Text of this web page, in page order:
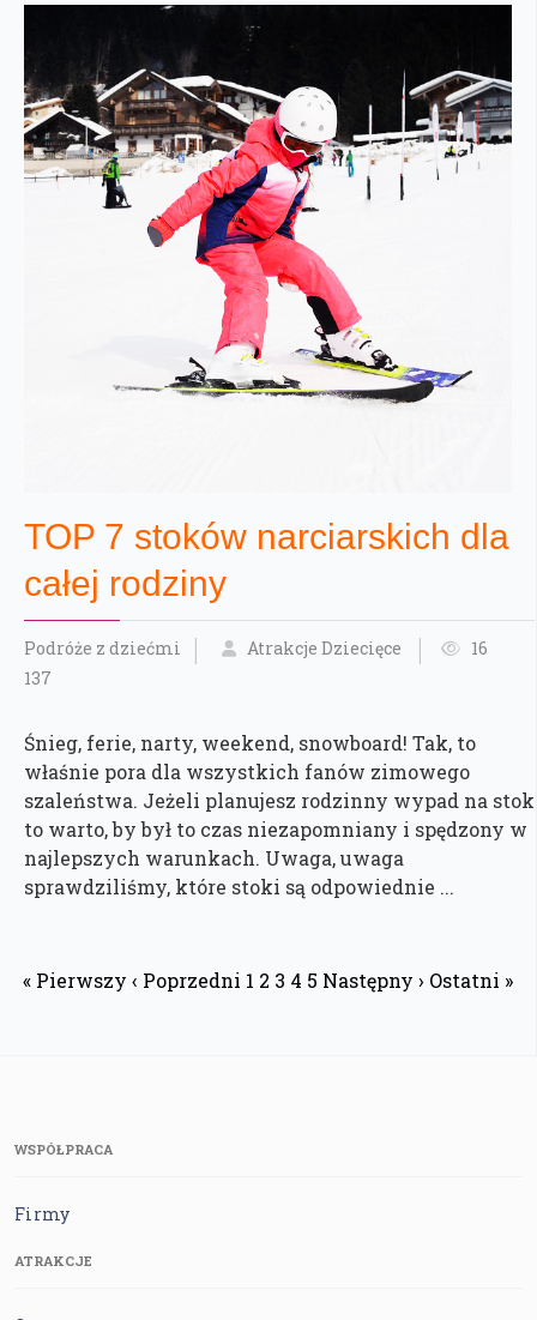
TOP 7 stoków narciarskich dla
całej rodziny
Podróże z dziećmi Atrakcje Dziecięce
16
137
Śnieg, ferie, narty, weekend, snowboard! Tak, to
właśnie pora dla wszystkich fanów zimowego
szaleństwa. Jeżeli planujesz rodzinny wypad na stok
to warto, by był to czas niezapomniany i spędzony w
najlepszych warunkach. Uwaga, uwaga
sprawdziliśmy, które stoki są odpowiednie ...
« Pierwszy ‹ Poprzedni 1 2 3 4 5 Następny › Ostatni »
WSPÓŁPRACA
Firmy
ATRAKCJE